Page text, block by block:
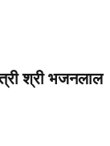
श्री भजनलाल